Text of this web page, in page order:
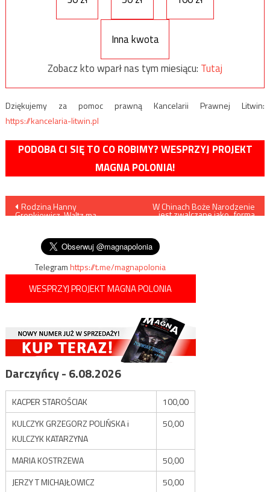
Inna kwota
Zobacz kto wparł nas tym miesiącu: Tutaj
Dziękujemy za pomoc prawną Kancelarii Prawnej Litwin:
https://kancelaria-litwin.pl
PODOBA CI SIĘ TO CO ROBIMY? WESPRZYJ PROJEKT
MAGNA POLONIA!
Nawigacja
wpisu
Rodzina Hanny
Gronkiewicz-Waltz ma
W Chinach Boże Narodzenie
jest zwalczane jako „forma
Telegramhttps://t.me/magnapolonia
WESPRZYJ PROJEKT MAGNA POLONIA
Darczyńcy - 6.08.2026
KACPER STAROŚCIAK
100,00
KULCZYK GRZEGORZ POLIŃSKA i
KULCZYK KATARZYNA
50,00
MARIA KOSTRZEWA
50,00
JERZY T MICHAJŁOWICZ
50,00